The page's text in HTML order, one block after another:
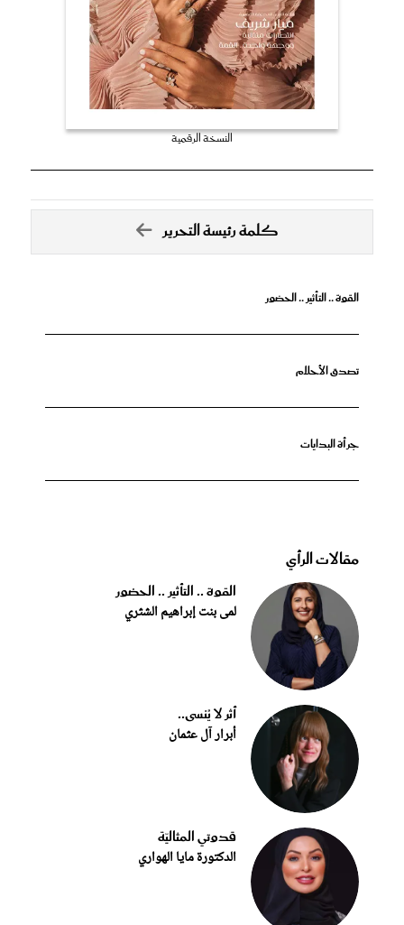
النسخة الرقمية
كلمة رئيسة التحرير
القوة .. التأثير .. الحضور
تصدق الأحلام
جرأة البدايات
مقالات الرأي
القوة .. التأثير .. الحضور
لمى بنت إبراهيم الشثري
أثر لا يُنسى..
أبرار آل عثمان
قدوتي المثاليّة
الدكتورة مايا الهواري